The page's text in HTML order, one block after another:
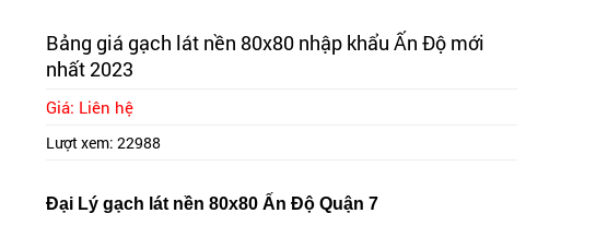
Bảng giá gạch lát nền 80x80 nhập khẩu Ấn Độ mới
nhất 2023
Giá: Liên hệ
Lượt xem: 22988
Đại Lý gạch lát nền 80x80 Ấn Độ Quận 7